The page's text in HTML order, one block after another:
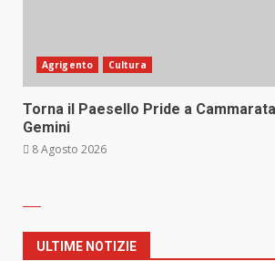
Agrigento Cultura
Torna il Paesello Pride a
Gemini
8 Agosto 2026
ULTIME NOTIZIE